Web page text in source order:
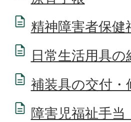
精神障害者保健
日常生活用具
補装具の交付・
障害児福祉手当